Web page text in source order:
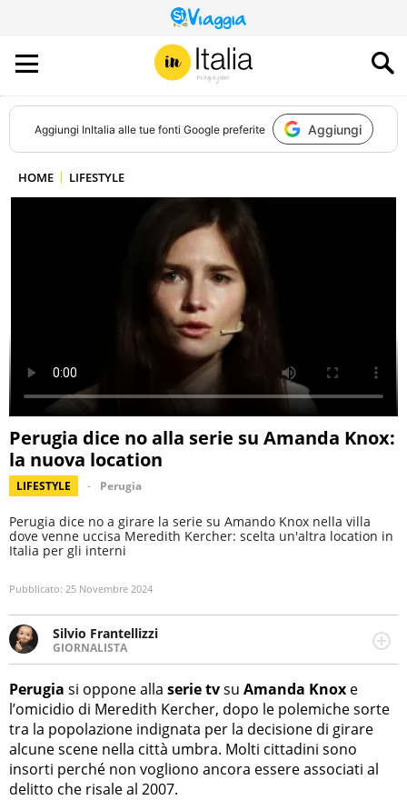
QUESTO
SITO
CONTRIBUISCE
ALL’AUDIENCE
DI
Aggiungi InItalia alle tue fonti Google preferite Aggiungi
HOME LIFESTYLE
Perugia dice no alla serie su Amanda Knox:
la nuova location
LIFESTYLE Perugia
Perugia dice no a girare la serie su Amando Knox nella villa
dove venne uccisa Meredith Kercher: scelta un'altra location in
Italia per gli interni
Pubblicato: 25 Novembre 2024
Silvio Frantellizzi
GIORNALISTA
Giornalista pubblicista. Da oltre dieci anni si occupa di
informazione sul web, scrivendo di sport, attualità,
cronaca, motori, spettacolo e videogame.
Perugia si oppone alla serie tvsu Amanda Knox e
l’omicidio di Meredith Kercher, dopo le polemiche sorte
tra la popolazione indignata per la decisione di girare
alcune scene nella città umbra. Molti cittadini sono
insorti perché non vogliono ancora essere associati al
delitto che risale al 2007.